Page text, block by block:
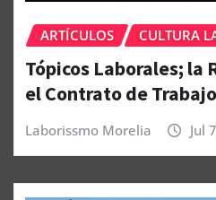
ARTÍCULOS CULTURA
Tópicos Laborales; la
el Contrato de Trabajo
Laborissmo Morelia Jul